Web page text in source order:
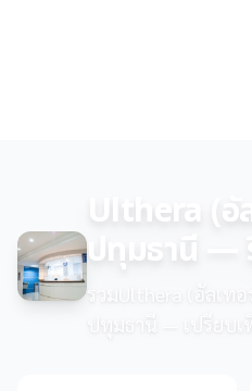
Ulthera (อั
ปทุมธานี —
รวมUlthera (อัลเท
ปทุมธานี — เปรียบเ